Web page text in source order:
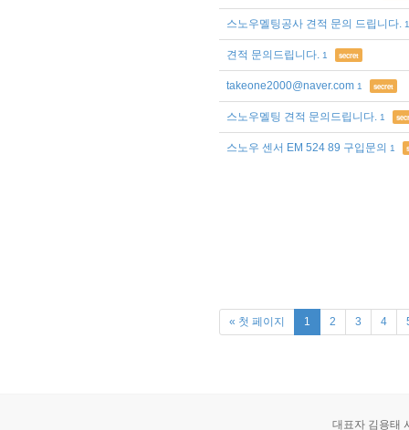
스노우멜팅공사 견적 문의 드립니다. 1
견적 문의드립니다. 1 secret
takeone2000@naver.com 1 secret
스노우멜팅 견적 문의드립니다. 1
스노우 센서 EM 524 89 구입문의 1
« 첫 페이지 1 2 3 4
대표자 김용태